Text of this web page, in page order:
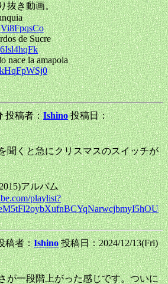
抜き動画。
de Sucre
nace la amapola
投稿者：Ishino 投稿日：
聞くと急にクリスマスのスイッチが
アルバム
playlist?
稿者：Ishino 投稿日：2024/12/13(Fri)
が一段階上がった感じです。ついに